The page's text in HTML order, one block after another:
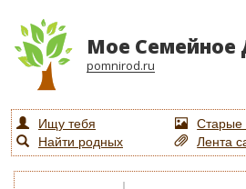
Мое Семейное
pomnirod.ru
Ищу тебя
Старые
Найти родных
Лента